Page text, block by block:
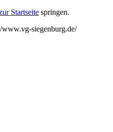
Startseite springen.
www.vg-siegenburg.de/